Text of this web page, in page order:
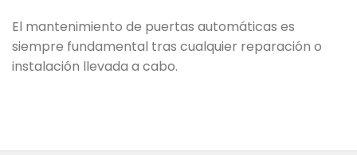
El mantenimiento de puertas automáticas es
siempre fundamental tras cualquier reparación o
instalación llevada a cabo.